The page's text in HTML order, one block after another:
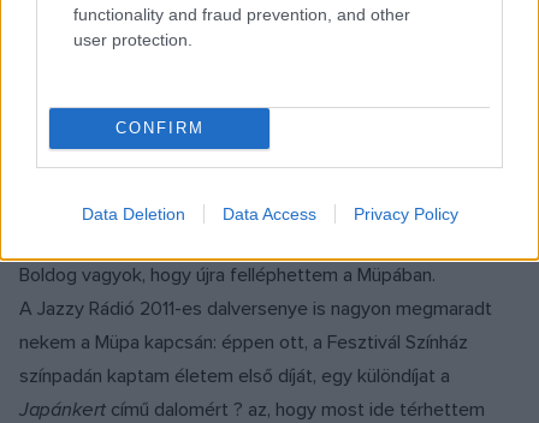
functionality and fraud prevention, and other
user protection.
CONFIRM
Data Deletion Data Access Privacy Policy
2012-ben még kis zöldfülű voltam, mostanra pedig, azt
rengeteget kellett koncerteznem ? szerintem ott lehet a
legtöbbet tanulni. És itt most nem a tévés szereplésekre
gondolok, hanem arra, amikor 60-90 percet kell elvinned a
hátadon. Hálás vagyok, hogy ilyen régóta a pályán lehetek,
Boldog vagyok, hogy újra felléphettem a Müpában.
A Jazzy Rádió 2011-es dalversenye is nagyon megmaradt
nekem a Müpa kapcsán: éppen ott, a Fesztivál Színház
színpadán kaptam életem első díját, egy különdíjat a
Japánkert című dalomért ? az, hogy most ide térhettem